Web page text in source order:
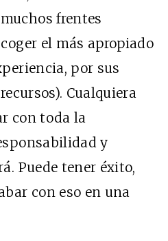
frentes
el más apropiado
por sus
Cualquiera
con toda la
y
Puede tener éxito,
con eso en una